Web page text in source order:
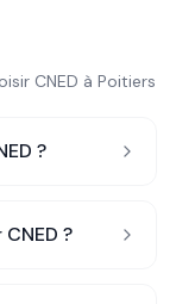
CNED à Poitiers
?
CNED ?